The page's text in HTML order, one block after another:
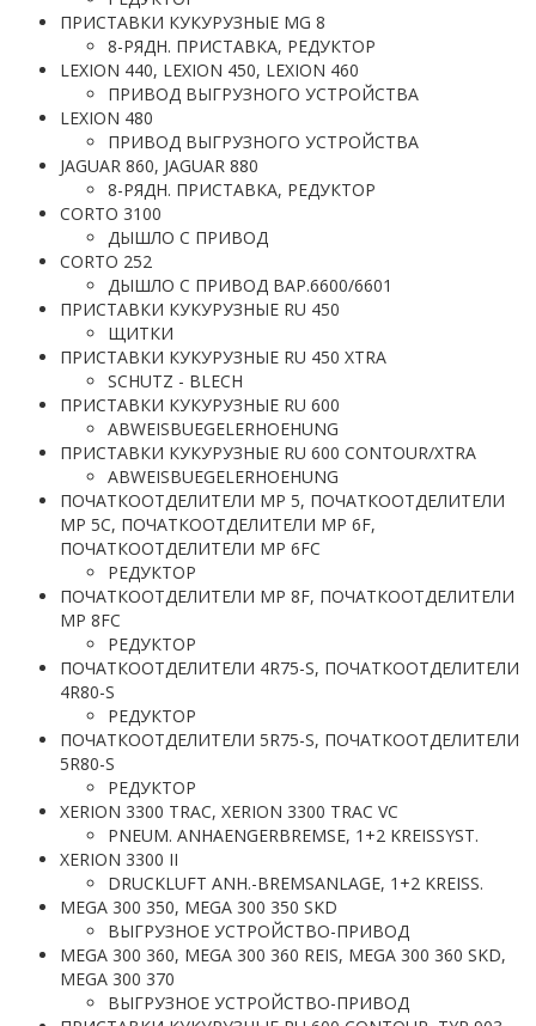
ПРИСТАВКИ КУКУРУЗНЫЕ MG 8
8-РЯДН. ПРИСТАВКА, РЕДУКТОР
LEXION 440, LEXION 450, LEXION 460
ПРИВОД ВЫГРУЗНОГО УСТРОЙСТВА
LEXION 480
ПРИВОД ВЫГРУЗНОГО УСТРОЙСТВА
JAGUAR 860, JAGUAR 880
8-РЯДН. ПРИСТАВКА, РЕДУКТОР
CORTO 3100
ДЫШЛО С ПРИВОД
CORTO 252
ДЫШЛО С ПРИВОД ВАР.6600/6601
ПРИСТАВКИ КУКУРУЗНЫЕ RU 450
ЩИТКИ
ПРИСТАВКИ КУКУРУЗНЫЕ RU 450 XTRA
SCHUTZ - BLECH
ПРИСТАВКИ КУКУРУЗНЫЕ RU 600
ABWEISBUEGELERHOEHUNG
ПРИСТАВКИ КУКУРУЗНЫЕ RU 600 CONTOUR/XTRA
ABWEISBUEGELERHOEHUNG
ПОЧАТКООТДЕЛИТЕЛИ MP 5, ПОЧАТКООТДЕЛИТЕЛИ
MP 5C, ПОЧАТКООТДЕЛИТЕЛИ MP 6F,
ПОЧАТКООТДЕЛИТЕЛИ MP 6FC
РЕДУКТОР
ПОЧАТКООТДЕЛИТЕЛИ MP 8F, ПОЧАТКООТДЕЛИТЕЛИ
MP 8FC
РЕДУКТОР
ПОЧАТКООТДЕЛИТЕЛИ 4R75-S, ПОЧАТКООТДЕЛИТЕЛИ
4R80-S
РЕДУКТОР
ПОЧАТКООТДЕЛИТЕЛИ 5R75-S, ПОЧАТКООТДЕЛИТЕЛИ
5R80-S
РЕДУКТОР
XERION 3300 TRAC, XERION 3300 TRAC VC
PNEUM. ANHAENGERBREMSE, 1+2 KREISSYST.
XERION 3300 II
DRUCKLUFT ANH.-BREMSANLAGE, 1+2 KREISS.
MEGA 300 350, MEGA 300 350 SKD
ВЫГРУЗНОЕ УСТРОЙСТВО-ПРИВОД
MEGA 300 360, MEGA 300 360 REIS, MEGA 300 360 SKD,
MEGA 300 370
ВЫГРУЗНОЕ УСТРОЙСТВО-ПРИВОД